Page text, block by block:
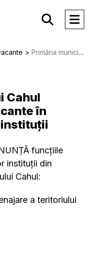
Primăria municipiului Cahul ANUNȚĂ funcțiile vacante în cadrul următoarelor instituții
Cahul
în
funcțiile
instituții din
Cahul:
a teritoriului